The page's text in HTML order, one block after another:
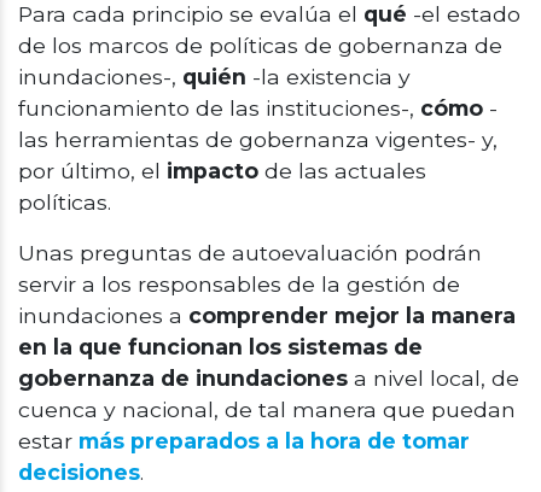
Para cada principio se evalúa el qué -el estado
de los marcos de políticas de gobernanza de
inundaciones-, quién -la existencia y
funcionamiento de las instituciones-, cómo -
las herramientas de gobernanza vigentes- y,
por último, el impacto de las actuales
políticas.
Unas preguntas de autoevaluación podrán
servir a los responsables de la gestión de
inundaciones a comprender mejor la manera
en la que funcionan los sistemas de
gobernanza de inundaciones a nivel local, de
cuenca y nacional, de tal manera que puedan
estar más preparados a la hora de tomar
decisiones.